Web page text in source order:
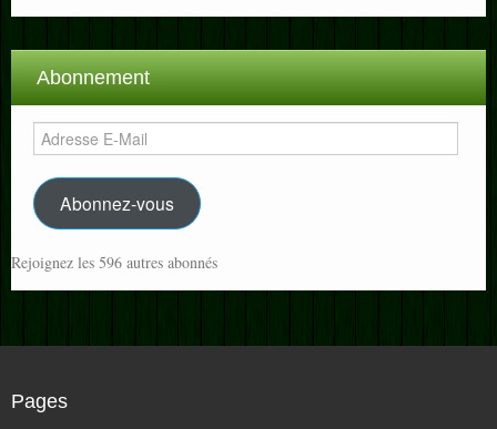
Abonnement
Adresse
E-
Mail
Abonnez-vous
Rejoignez les 596 autres abonnés
Pages